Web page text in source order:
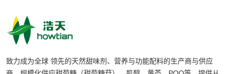
致力成为全球 领先的天然甜味剂、营养与功能配料的生产商与供应